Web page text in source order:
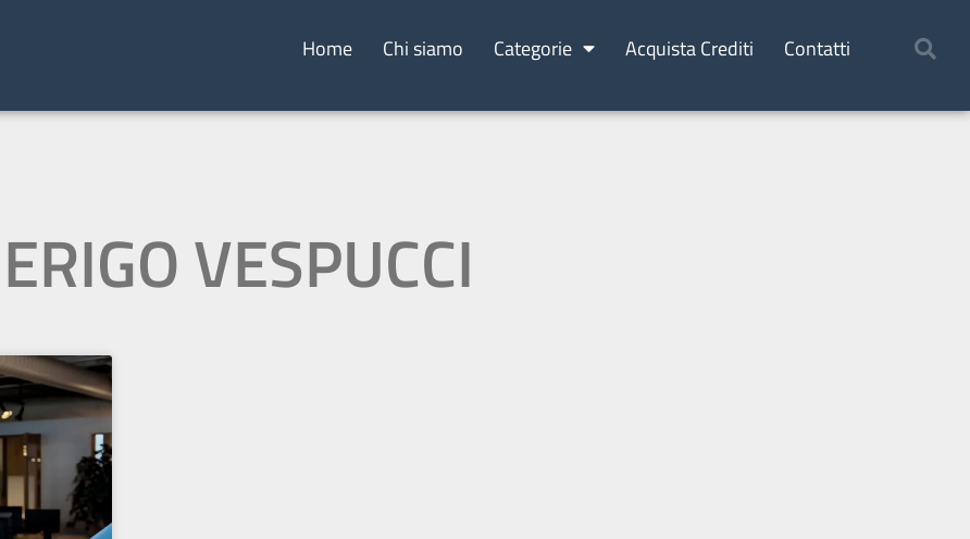
Home Chi siamo Categorie Acquista Crediti Contatti
VESPUCCI